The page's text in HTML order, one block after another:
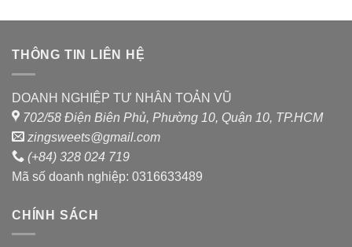
0
sao
0
THÔNG TIN LIÊN HỆ
DOANH NGHIỆP TƯ NHÂN TOẢN VŨ
702/58 Điện Biên Phủ, Phường 10, Quận 10, TP.HCM
zingsweets@gmail.com
(+84) 328 024 719
Mã số doanh nghiệp: 0316633489
CHÍNH SÁCH